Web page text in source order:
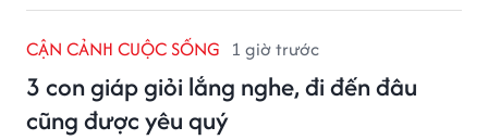
CẬN CẢNH CUỘC SỐNG 1 giờ trước
3 con giáp giỏi lắng nghe, đi đến đâu
cũng được yêu quý